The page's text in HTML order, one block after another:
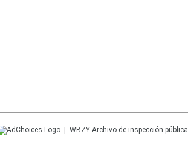
WBZY Archivo de inspección pública